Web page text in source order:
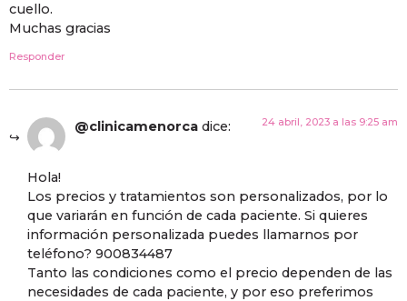
cuello.
Muchas gracias
Responder
@clinicamenorca dice: 24 abril, 2023 a las 9:25 am
Hola!
Los precios y tratamientos son personalizados, por lo
que variarán en función de cada paciente. Si quieres
información personalizada puedes llamarnos por
teléfono? 900834487
Tanto las condiciones como el precio dependen de las
necesidades de cada paciente, y por eso preferimos